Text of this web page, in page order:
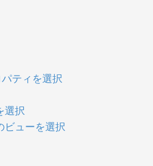
ティを選択
選択
ューを選択